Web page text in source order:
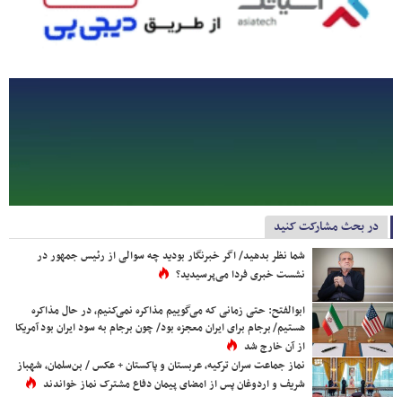
در بحث مشارکت کنید
شما نظر بدهید/ اگر خبرنگار بودید چه سوالی از رئیس جمهور در
نشست خبری فردا می‌پرسیدید؟
ابوالفتح: حتی زمانی که می‌گوییم مذاکره نمی‌کنیم، در حال مذاکره
هستیم/ برجام برای ایران معجزه بود/ چون برجام به سود ایران بود آمریکا
از آن خارج شد
نماز جماعت سران ترکیه، عربستان و پاکستان + عکس / بن‌سلمان، شهباز
شریف و اردوغان پس از امضای پیمان دفاع مشترک نماز خواندند